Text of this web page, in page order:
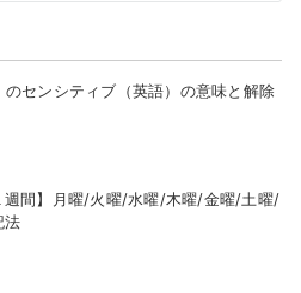
センシティブ（英語）の意味と解除
週間】月曜/火曜/水曜/木曜/金曜/土曜/
法